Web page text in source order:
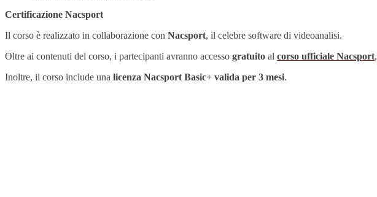
Certificazione Nacsport
Il corso è realizzato in collaborazione con Nacsport, il celebre software di videoanalisi.
Oltre ai contenuti del corso, i partecipanti avranno accesso gratuito al corso ufficiale Nacsport,
Inoltre, il corso include una licenza Nacsport Basic+ valida per 3 mesi.